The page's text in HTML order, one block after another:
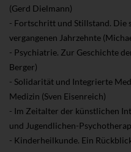
(Gerd Dielmann)
- Fortschritt und Stillstand. Die
vergangenen Jahrzehnte
- Psychiatrie. Zur Geschichte
Berger)
- Solidarität und Integrierte
Medizin (Sven Eisenreich)
- Im Zeitalter der künstlichen
und Jugendlichen-
- Kinderheilkunde. Ein